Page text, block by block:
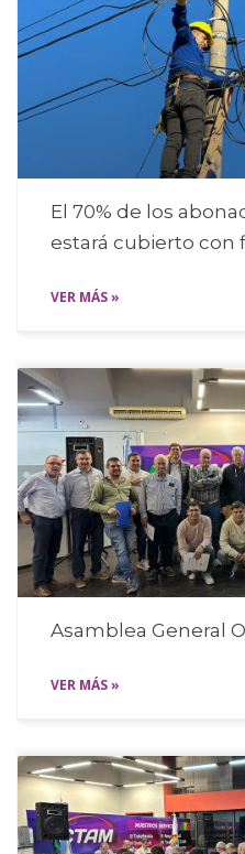
El 70% de los
estará cubierto con
VER MÁS »
Asamblea General
VER MÁS »